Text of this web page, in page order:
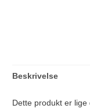
Beskrivelse
Dette produkt er